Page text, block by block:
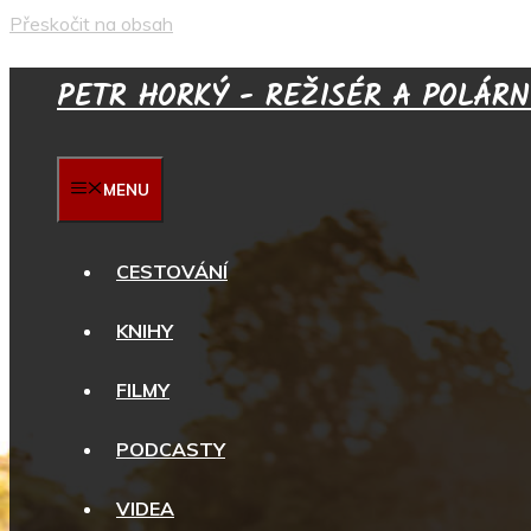
Přeskočit na obsah
PETR HORKÝ - REŽISÉR A
MENU
CESTOVÁNÍ
KNIHY
FILMY
PODCASTY
VIDEA